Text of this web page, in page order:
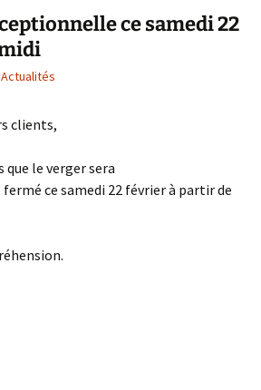
ce samedi 22
Actualités
clients,
le verger sera
ce samedi 22 février à partir de